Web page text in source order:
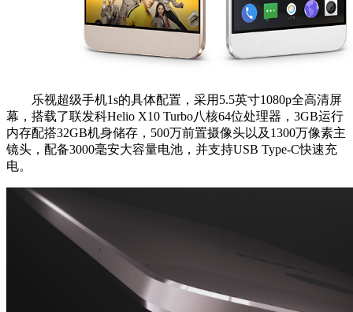
乐视超级手机1s的具体配置，采用5.5英寸1080p全高清屏
幕，搭载了联发科Helio X10 Turbo八核64位处理器，3GB运行
内存配搭32GB机身储存，500万前置摄像头以及1300万像素主
镜头，配备3000毫安大容量电池，并支持USB Type-C快速充
电。